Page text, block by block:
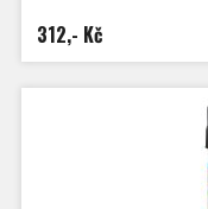
312,- Kč